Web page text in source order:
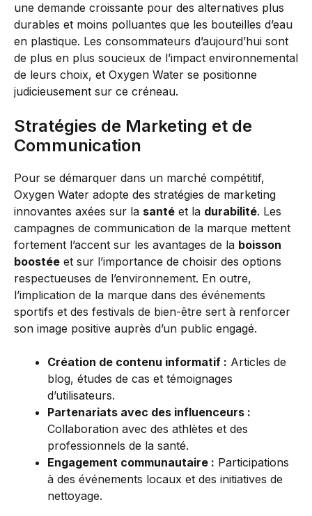
une demande croissante pour des alternatives plus
durables et moins polluantes que les bouteilles d’eau
en plastique. Les consommateurs d’aujourd’hui sont
de plus en plus soucieux de l’impact environnemental
de leurs choix, et Oxygen Water se positionne
judicieusement sur ce créneau.
Stratégies de Marketing et de
Communication
Pour se démarquer dans un marché compétitif,
Oxygen Water adopte des stratégies de marketing
innovantes axées sur la santé et la durabilité. Les
campagnes de communication de la marque mettent
fortement l’accent sur les avantages de la boisson
boostée et sur l’importance de choisir des options
respectueuses de l’environnement. En outre,
l’implication de la marque dans des événements
sportifs et des festivals de bien-être sert à renforcer
son image positive auprès d’un public engagé.
Création de contenu informatif : Articles de
blog, études de cas et témoignages
d’utilisateurs.
Partenariats avec des influenceurs :
Collaboration avec des athlètes et des
professionnels de la santé.
Engagement communautaire : Participations
à des événements locaux et des initiatives de
nettoyage.